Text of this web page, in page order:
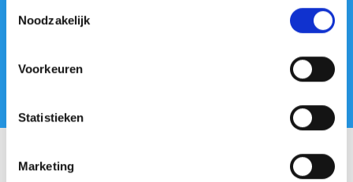
Noodzakelijk
Voorkeuren
Statistieken
Marketing
activiteiten